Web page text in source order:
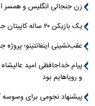
زن جنجالی انگلیس و همسر
یک بازیکن ۲۰ ساله کاپیتان جدید استقلال
عقب‌نشینی اینفانتینو؛
پیام خداحافظی امید
و رویاهایم بود
پیشنهاد نجومی برای